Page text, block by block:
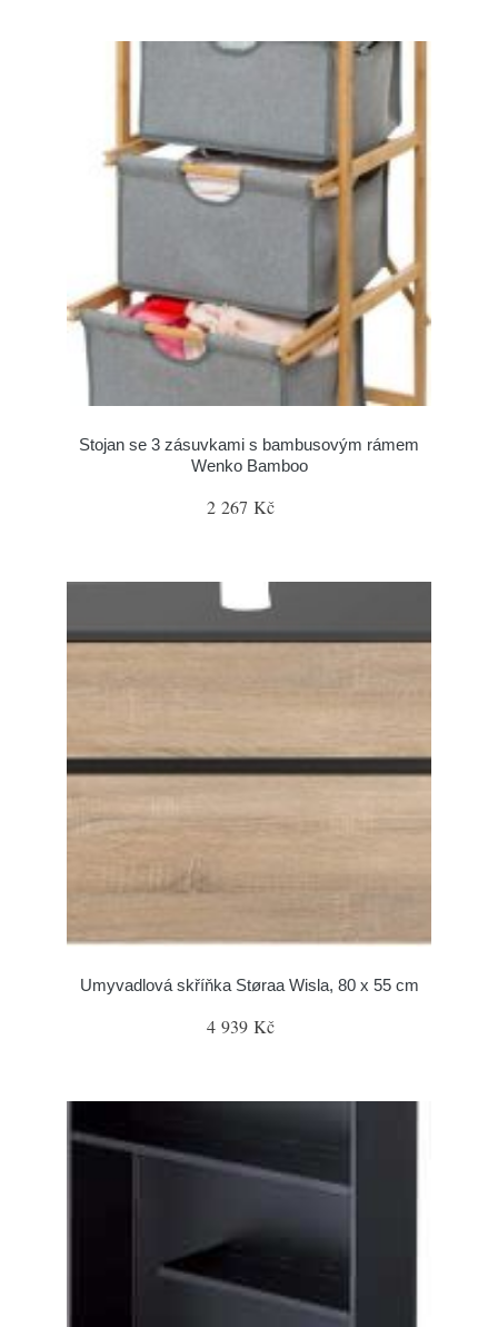
Stojan se 3 zásuvkami s bambusovým rámem
Wenko Bamboo
2 267 Kč
Umyvadlová skříňka Støraa Wisla, 80 x 55 cm
4 939 Kč